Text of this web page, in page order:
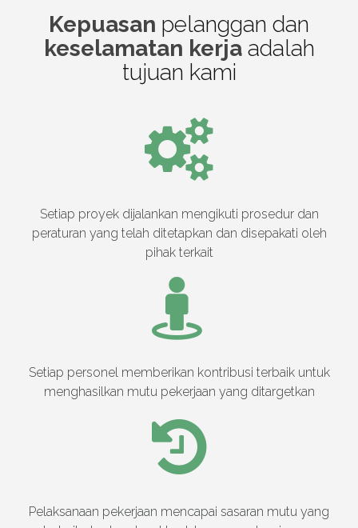
Kepuasan pelanggan dan
keselamatan kerjaadalah
tujuan kami
Setiap proyek dijalankan mengikuti prosedur dan
peraturan yang telah ditetapkan dan disepakati oleh
pihak terkait
Setiap personel memberikan kontribusi terbaik untuk
menghasilkan mutu pekerjaan yang ditargetkan
Pelaksanaan pekerjaan mencapai sasaran mutu yang